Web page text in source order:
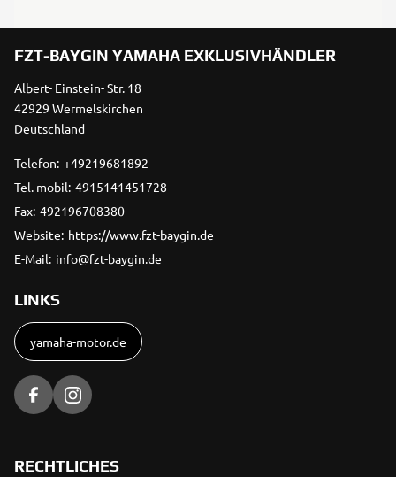
FZT-BAYGIN YAMAHA EXKLUSIVHÄNDLER
Albert- Einstein- Str. 18
42929 Wermelskirchen
Deutschland
Telefon: +49219681892
Tel. mobil: 4915141451728
Fax: 492196708380
Website: https://www.fzt-baygin.de
E-Mail: info@fzt-baygin.de
LINKS
yamaha-motor.de
RECHTLICHES